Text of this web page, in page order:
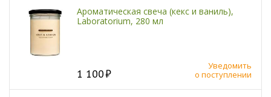
Ароматическая свеча (кекс и ваниль),
Laboratorium, 280 мл
1 100
Уведомить
о поступлении